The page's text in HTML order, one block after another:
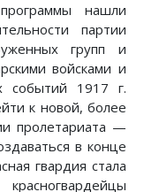
нашли
партии
групп и
войсками и
событий 1917 г.
к новой, более
пролетариата —
в конце
гвардия стала